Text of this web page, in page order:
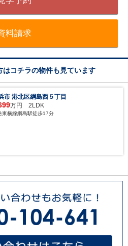
料請求
コチラの物件も見ています
市 港北区綱島西５丁目
万円 2LDK
東横線綱島駅徒歩17分